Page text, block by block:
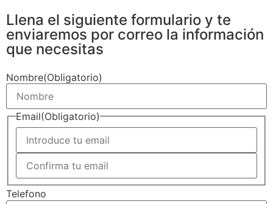
Llena el siguiente formulario y te
enviaremos por correo la información
que necesitas
Nombre(Obligatorio)
Email(Obligatorio)
Telefono